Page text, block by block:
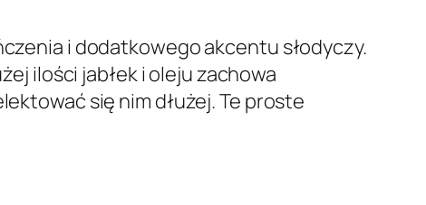
i dodatkowego akcentu słodyczy.
ilości jabłek i oleju zachowa
się nim dłużej. Te proste